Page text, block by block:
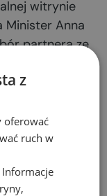
witrynie
Minister Anna
partnera ze
swojego
na terenie
z
oferować
ruch w